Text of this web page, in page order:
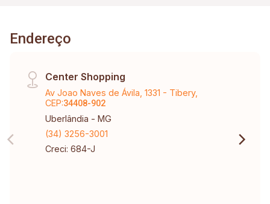
Endereço
Center Shopping
Av Joao Naves de Ávila, 1331 - Tibery,
CEP:34408-902
Uberlândia - MG
(34) 3256-3001
Creci: 684-J